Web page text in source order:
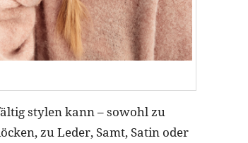
stylen kann – sowohl zu
zu Leder, Samt, Satin oder